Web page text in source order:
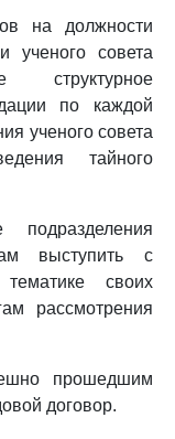
на должности
ученого совета
структурное
по каждой
ученого совета
тайного
подразделения
выступить с
своих
рассмотрения
прошедшим
договор.